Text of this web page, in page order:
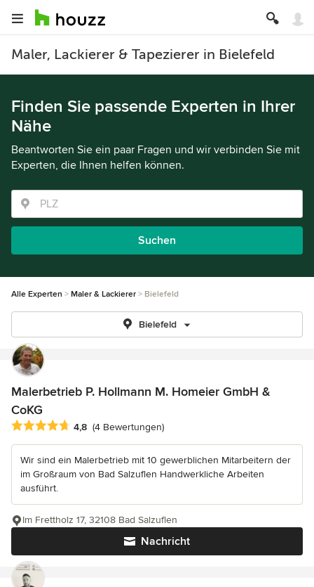
Maler, Lackierer & Tapezierer in Bielefeld
Finden Sie passende Experten in Ihrer
Nähe
Beantworten Sie ein paar Fragen und wir verbinden Sie mit
Experten, die Ihnen helfen können.
Suchen
Alle Experten Maler & Lackierer Bielefeld
Bielefeld
Malerbetrieb P. Hollmann M. Homeier GmbH &
CoKG
Durchschnittliche Bewertung: 4.8 von 5 Sternen
4,8 (4 Bewertungen)
Wir sind ein Malerbetrieb mit 10 gewerblichen Mitarbeitern der
im Großraum von Bad Salzuflen Handwerkliche Arbeiten
ausführt.
Nachricht
Im Frettholz 17, 32108 Bad Salzuflen